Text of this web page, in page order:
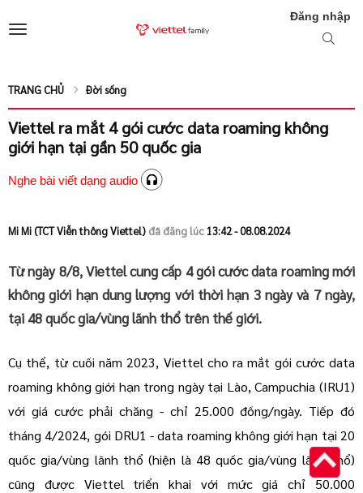
Đăng nhập
TRANG CHỦ Đời sống
Viettel ra mắt 4 gói cước data roaming không
giới hạn tại gần 50 quốc gia
Nghe bài viết dạng audio
Mi Mi (TCT Viễn thông Viettel) đã đăng lúc 13:42 - 08.08.2024
Từ ngày 8/8, Viettel cung cấp 4 gói cước data roaming mới
không giới hạn dung lượng với thời hạn 3 ngày và 7 ngày,
tại 48 quốc gia/vùng lãnh thổ trên thế giới.
Cụ thể, từ cuối năm 2023, Viettel cho ra mắt gói cước data
roaming không giới hạn trong ngày tại Lào, Campuchia (IRU1)
với giá cước phải chăng - chỉ 25.000 đồng/ngày. Tiếp đó
tháng 4/2024, gói DRU1 - data roaming không giới hạn tại 20
quốc gia/vùng lãnh thổ (hiện là 48 quốc gia/vùng lãnh thổ)
cũng được Viettel triển khai với mức giá chỉ 50.000